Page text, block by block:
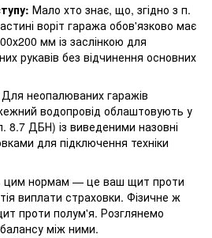
Мало хто знає, що, згідно з п.
воріт гаража обов'язково має
мм із заслінкою для
рукавів без відчинення основних
Для неопалюваних гаражів
водопровід облаштовують у
8.7 ДБН) із виведеними назовні
для підключення техніки
цим нормам — це ваш щит проти
виплати страховки. Фізичне ж
проти полум'я. Розглянемо
між ними.